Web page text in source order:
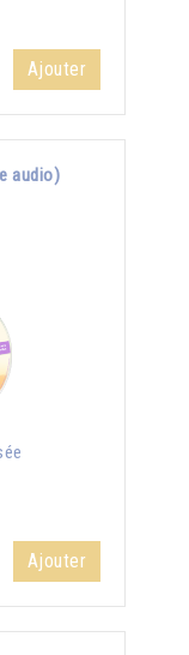
Ajouter
audio)
Ajouter